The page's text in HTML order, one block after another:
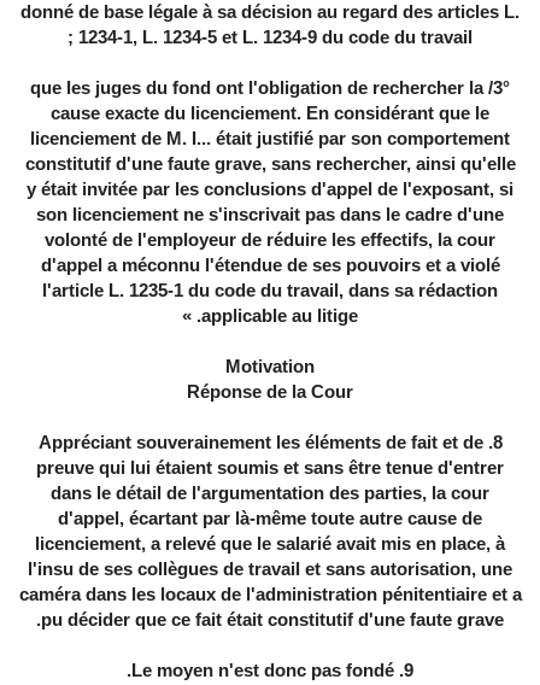
donné de base légale à sa décision au regard des articles L.
1234-1, L. 1234-5 et L. 1234-9 du code du travail ;
3°/ que les juges du fond ont l'obligation de rechercher la
cause exacte du licenciement. En considérant que le
licenciement de M. I... était justifié par son comportement
constitutif d'une faute grave, sans rechercher, ainsi qu'elle
y était invitée par les conclusions d'appel de l'exposant, si
son licenciement ne s'inscrivait pas dans le cadre d'une
volonté de l'employeur de réduire les effectifs, la cour
d'appel a méconnu l'étendue de ses pouvoirs et a violé
l'article L. 1235-1 du code du travail, dans sa rédaction
applicable au litige. »
Motivation
Réponse de la Cour
8. Appréciant souverainement les éléments de fait et de
preuve qui lui étaient soumis et sans être tenue d'entrer
dans le détail de l'argumentation des parties, la cour
d'appel, écartant par là-même toute autre cause de
licenciement, a relevé que le salarié avait mis en place, à
l'insu de ses collègues de travail et sans autorisation, une
caméra dans les locaux de l'administration pénitentiaire et a
pu décider que ce fait était constitutif d'une faute grave.
9. Le moyen n'est donc pas fondé.